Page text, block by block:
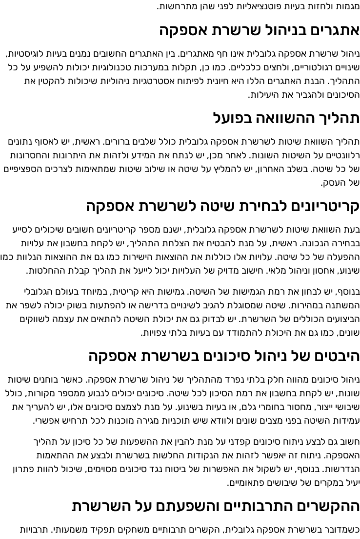
מגמות ולחזות בעיות פוטנציאליות לפני שהן מתרחשות.
אתגרים בניהול שרשרת אספקה
ניהול שרשרת אספקה גלובלית אינו חף מאתגרים. בין האתגרים החשובים נמנים בעיות לוגיסטיות,
שינויים רגולטוריים, ולחצים כלכליים. כמו כן, תקלות במערכות טכנולוגיות יכולות להשפיע על כל
התהליך. הבנת האתגרים הללו היא חיונית לפיתוח אסטרטגיות ניהוליות שיכולות להקטין את
הסיכונים ולהגביר את היעילות.
תהליך ההשוואה בפועל
תהליך השוואת שיטות לשרשרת אספקה גלובלית כולל שלבים ברורים. ראשית, יש לאסוף נתונים
רלוונטיים על השיטות השונות. לאחר מכן, יש לנתח את המידע ולזהות את היתרונות והחסרונות
של כל שיטה. בשלב האחרון, יש להמליץ על שיטה או שילוב שיטות שמתאימות לצרכים הספציפיים
של העסק.
קריטריונים לבחירת שיטה לשרשרת אספקה
בעת השוואת שיטות לשרשרת אספקה גלובלית, ישנם מספר קריטריונים חשובים שיכולים לסייע
בבחירה הנכונה. ראשית, על מנת להבטיח את הצלחת התהליך, יש לקחת בחשבון את עלויות
ההפעלה של כל שיטה. עלויות אלו כוללות את ההוצאות הישירות כמו גם את ההוצאות הנלוות כמו
שינוע, אחסון וניהול מלאי. חישוב מדויק של העלויות יכול לייעל את תהליך קבלת ההחלטות.
בנוסף, יש לבחון את רמת הגמישות של השיטה. גמישות היא קריטית, במיוחד בעולם הגלובלי
המשתנה במהירות. שיטה שמסוגלת להגיב לשינויים בדרישה או להפתעות בשוק יכולה לשפר את
הביצועים הכוללים של השרשרת. יש לבדוק גם את יכולת השיטה להתאים את עצמה לשווקים
שונים, כמו גם את היכולת להתמודד עם בעיות בלתי צפויות.
היבטים של ניהול סיכונים בשרשרת אספקה
ניהול סיכונים מהווה חלק בלתי נפרד מהתהליך של ניהול שרשרת אספקה. כאשר בוחנים שיטות
שונות, יש לקחת בחשבון את רמת הסיכון לכל שיטה. סיכונים יכולים לנבוע ממספר מקורות, כולל
שיבושי ייצור, מחסור בחומרי גלם, או בעיות בשינוע. על מנת לצמצם סיכונים אלו, יש להעריך את
עמידות השיטה בפני מצבים שונים ולוודא שיש תוכניות מגירה מוכנות לכל תרחיש אפשרי.
חשוב גם לבצע ניתוח סיכונים קפדני על מנת להבין את ההשפעות של כל סיכון על תהליך
האספקה. ניתוח זה יאפשר לזהות את הנקודות החלשות בשרשרת ולבצע את ההתאמות
הנדרשות. בנוסף, יש לשקול את האפשרות של ביטוח נגד סיכונים מסוימים, שיכול להוות פתרון
יעיל במקרים של שיבושים פתאומיים.
ההקשרים התרבותיים והשפעתם על השרשרת
כשמדובר בשרשרת אספקה גלובלית, הקשרים תרבותיים משחקים תפקיד משמעותי. תרבויות